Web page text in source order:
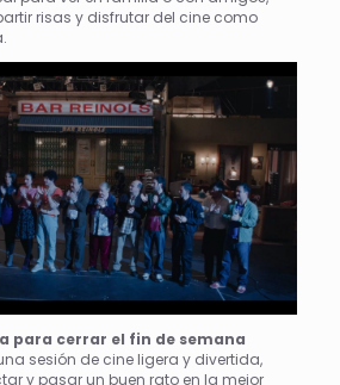
risas y disfrutar del cine como
para cerrar el fin de semana
sesión de cine ligera y divertida,
y pasar un buen rato en la mejor